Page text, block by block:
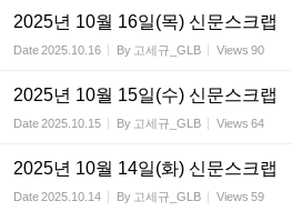
2025년 10월 16일(목) 신문스크랩
Date2025.10.16 By 고세규_GLB Views 90
2025년 10월 15일(수) 신문스크랩
Date2025.10.15 By 고세규_GLB Views 64
2025년 10월 14일(화) 신문스크랩
Date2025.10.14 By 고세규_GLB Views 59